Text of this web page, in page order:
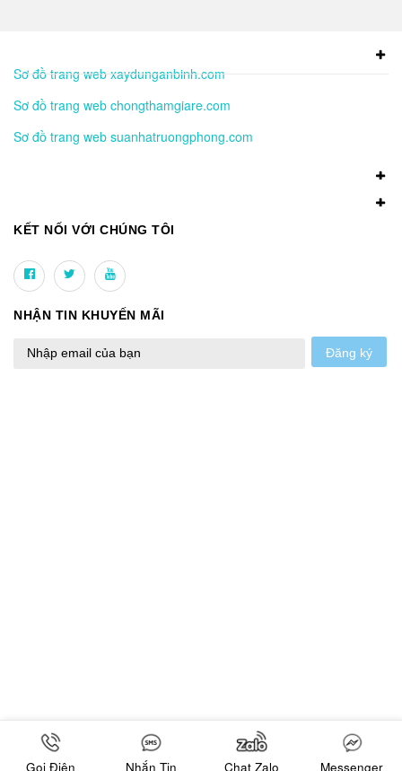
Sơ đồ trang web xaydunganbinh.com
Sơ đồ trang web chongthamgiare.com
Sơ đồ trang web suanhatruongphong.com
KẾT NỐI VỚI CHÚNG TÔI
NHẬN TIN KHUYẾN MÃI
Đăng ký
Gọi Điện Nhắn Tin Chat Zalo Messenger